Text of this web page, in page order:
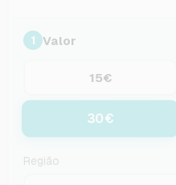
1 Valor
15€
30€
Região